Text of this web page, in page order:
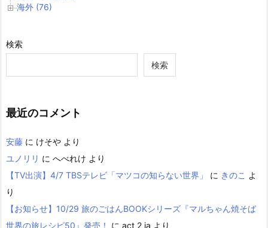
海外 (76)
検索
検索
最近のコメント
安藤 に けそや より
ユノリリ に へべれけ より
【TV出演】4/7 TBSテレビ「マツコの知らない世界」
に きのこ よ
り
【お知らせ】10/29 旅のごはんBOOKシリーズ『マルちゃん焼そば
世界の旅レシピ50』発売！
に act 2 ia より